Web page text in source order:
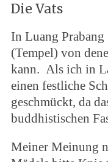
Die Vats
In Luang Prabang
(Tempel) von
kann. Als ich in
einen festliche
geschmückt, da
buddhistischen
Meiner Meinung